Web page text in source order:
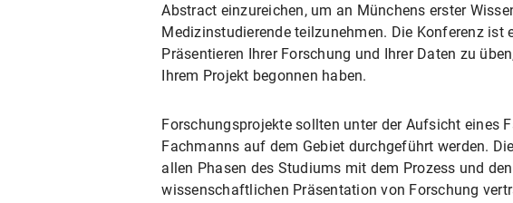
Abstract einzureichen, um an Münchens erster
Medizinstudierende teilzunehmen. Die Konferenz ist
Präsentieren Ihrer Forschung und Ihrer Daten zu
Ihrem Projekt begonnen haben.
Forschungsprojekte sollten unter der Aufsicht eines
Fachmanns auf dem Gebiet durchgeführt werden. Die
allen Phasen des Studiums mit dem Prozess und
wissenschaftlichen Präsentation von Forschung